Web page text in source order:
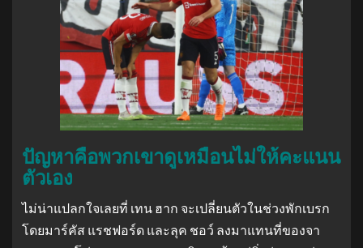
ปัญหาคือพวกเขาดูเหมือนไม่ให้คะแนน
ตัวเอง
ไม่น่าแปลกใจเลยที่ เทน ฮาก จะเปลี่ยนตัวในช่วงพักเบรก
โดยมาร์คัส แรชฟอร์ด และลุค ชอว์ ลงมาแทนที่ของจา